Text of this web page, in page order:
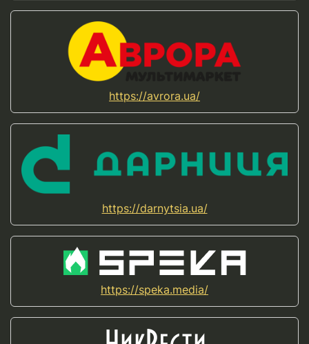
https://avrora.ua/
https://darnytsia.ua/
https://speka.media/